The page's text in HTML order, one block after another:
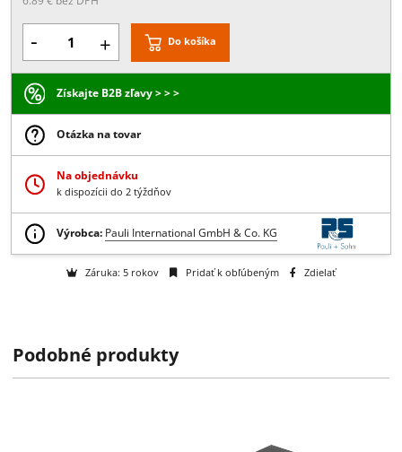
Rozmer:pre sklo 8,76-8mm
8.47 €/ ks
6.89 € bez DPH
- +
Získajte B2B zľavy > > >
Otázka na tovar
Výrobca:Pauli International GmbH & Co. KG
Podobné produkty